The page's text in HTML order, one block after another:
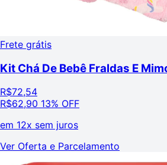
Frete grátis
Kit Chá De Bebê Fraldas E
R$72,54
R$62,90 13% OFF
em 12x sem juros
Ver Oferta e Parcelamento